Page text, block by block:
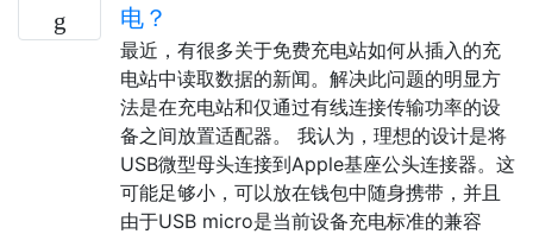
电？
最近，有很多关于免费充电站如何从插入的充
电站中读取数据的新闻。解决此问题的明显方
法是在充电站和仅通过有线连接传输功率的设
备之间放置适配器。 我认为，理想的设计是将
USB微型母头连接到Apple基座公头连接器。这
可能足够小，可以放在钱包中随身携带，并且
由于USB micro是当前设备充电标准的兼容